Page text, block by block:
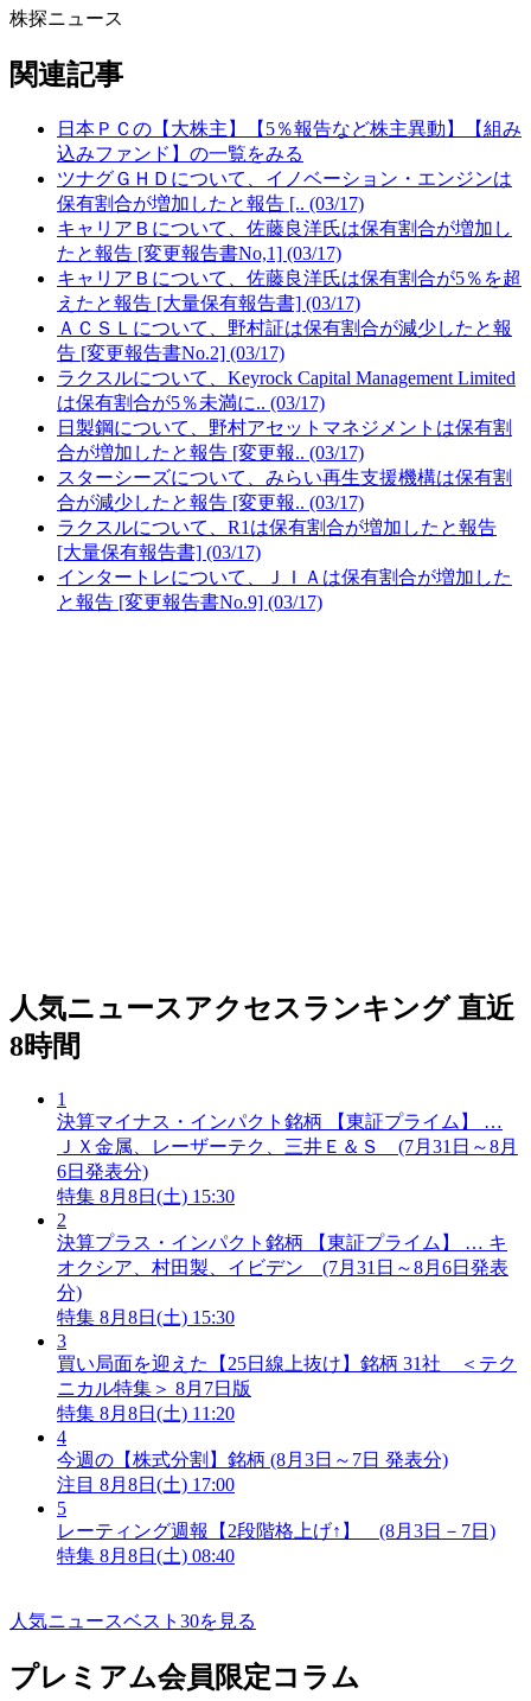
株探ニュース
関連記事
日本ＰＣの【大株主】【5％報告など株主異動】【組み
込みファンド】の一覧をみる
ツナグＧＨＤについて、イノベーション・エンジンは
保有割合が増加したと報告 [.. (03/17)
キャリアＢについて、佐藤良洋氏は保有割合が増加し
たと報告 [変更報告書No,1] (03/17)
キャリアＢについて、佐藤良洋氏は保有割合が5％を超
えたと報告 [大量保有報告書] (03/17)
ＡＣＳＬについて、野村証は保有割合が減少したと報
告 [変更報告書No.2] (03/17)
ラクスルについて、Keyrock Capital Management Limited
は保有割合が5％未満に.. (03/17)
日製鋼について、野村アセットマネジメントは保有割
合が増加したと報告 [変更報.. (03/17)
スターシーズについて、みらい再生支援機構は保有割
合が減少したと報告 [変更報.. (03/17)
ラクスルについて、R1は保有割合が増加したと報告
[大量保有報告書] (03/17)
インタートレについて、ＪＩＡは保有割合が増加した
と報告 [変更報告書No.9] (03/17)
人気ニュースアクセスランキング 直近
8時間
1
決算マイナス・インパクト銘柄 【東証プライム】 …
ＪＸ金属、レーザーテク、三井Ｅ＆Ｓ (7月31日～8月
6日発表分)
特集 8月8日(土) 15:30
2
決算プラス・インパクト銘柄 【東証プライム】 … キ
オクシア、村田製、イビデン (7月31日～8月6日発表
分)
特集 8月8日(土) 15:30
3
買い局面を迎えた【25日線上抜け】銘柄 31社 ＜テク
ニカル特集＞ 8月7日版
特集 8月8日(土) 11:20
4
今週の【株式分割】銘柄 (8月3日～7日 発表分)
注目 8月8日(土) 17:00
5
レーティング週報【2段階格上げ↑】 (8月3日－7日)
特集 8月8日(土) 08:40
人気ニュースベスト30を見る
プレミアム会員限定コラム